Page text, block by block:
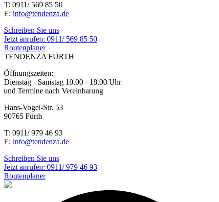
T: 0911/ 569 85 50
E: info@tendenza.de
Schreiben Sie uns
Jetzt anrufen: 0911/ 569 85 50
Routenplaner
TENDENZA FÜRTH
Öffnungszeiten:
Dienstag - Samstag 10.00 - 18.00 Uhr
und Termine nach Vereinbarung
Hans-Vogel-Str. 53
90765 Fürth
T: 0911/ 979 46 93
E: info@tendenza.de
Schreiben Sie uns
Jetzt anrufen: 0911/ 979 46 93
Routenplaner